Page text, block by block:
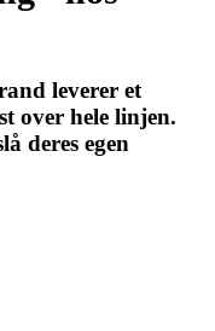
leverer et
over hele linjen.
deres egen